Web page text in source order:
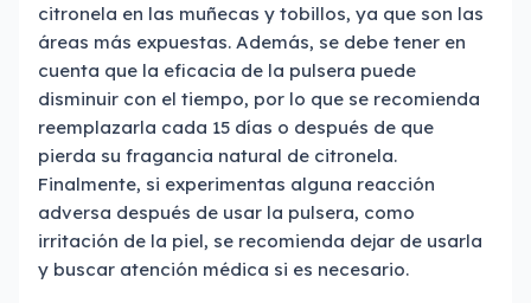
citronela en las muñecas y tobillos, ya que son las
áreas más expuestas. Además, se debe tener en
cuenta que la eficacia de la pulsera puede
disminuir con el tiempo, por lo que se recomienda
reemplazarla cada 15 días o después de que
pierda su fragancia natural de citronela.
Finalmente, si experimentas alguna reacción
adversa después de usar la pulsera, como
irritación de la piel, se recomienda dejar de usarla
y buscar atención médica si es necesario.